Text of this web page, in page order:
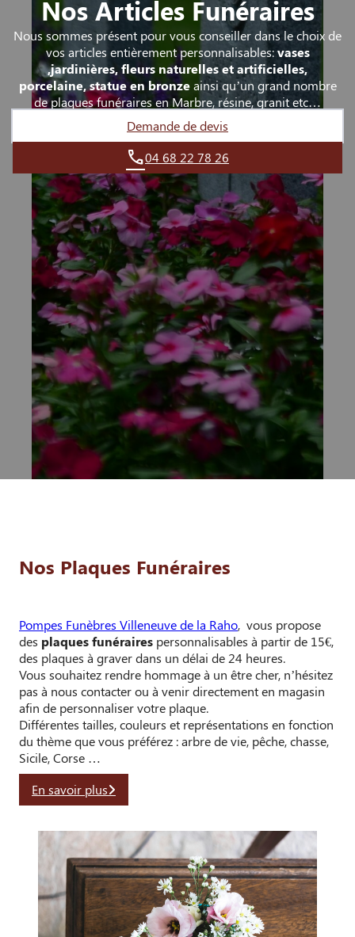
Nos Articles Funéraires
Nous sommes présent pour vous conseiller dans le choix de
vos articles entièrement personnalisables:vases
,jardinières, fleurs naturelles et artificielles,
porcelaine, statue en bronzeainsi qu’un grand nombre
de plaques funéraires en Marbre, résine, granit etc…
Demande de devis
04 68 22 78 26
Nos Plaques Funéraires
Pompes Funèbres Villeneuve de la Raho, vous propose
des plaques funéraires personnalisables à partir de 15€,
des plaques à graver dans un délai de 24 heures.
Vous souhaitez rendre hommage à un être cher, n’hésitez
pas à nous contacter ou à venir directement en magasin
afin de personnaliser votre plaque.
Différentes tailles, couleurs et représentations en fonction
du thème que vous préférez : arbre de vie, pêche, chasse,
Sicile, Corse …
En savoir plus